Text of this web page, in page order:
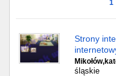
1
Strony
śląskie
Chorzów